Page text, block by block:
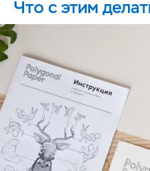
Что с этим